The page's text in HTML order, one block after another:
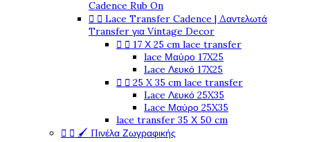
Cadence Rub On
  Lace Transfer Cadence | Δαντελωτά
Transfer για Vintage Decor
  17 Χ 25 cm lace transfer
lace Μαύρο 17X25
Lace Λευκό 17X25
  25 X 35 cm lace transfer
Lace Λευκό 25X35
Lace Μαύρο 25X35
lace transfer 35 Χ 50 cm
  🖌️ Πινέλα Ζωγραφικής